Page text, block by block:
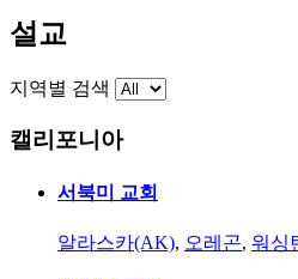
설교
지역별 검색
캘리포니아
서북미 교회
알라스카(AK), 오레곤, 워싱